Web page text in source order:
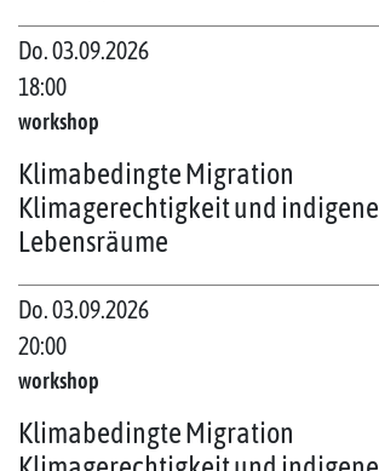
Do. 03.09.2026
18:00
workshop
Klimabedingte Migration
Klimagerechtigkeit und indigene
Lebensräume
Do. 03.09.2026
20:00
workshop
Klimabedingte Migration